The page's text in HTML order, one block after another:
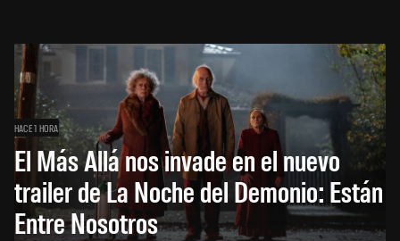
HACE 1 HORA
El Más Allá nos invade en el nuevo
trailer de La Noche del Demonio: Están
Entre Nosotros